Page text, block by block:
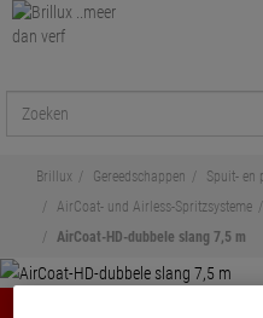
Brillux Gereedschappen
Spuit- en
AirCoat- und Airless-Spritzsysteme
AirCoat-HD-dubbele slang 7,5 m